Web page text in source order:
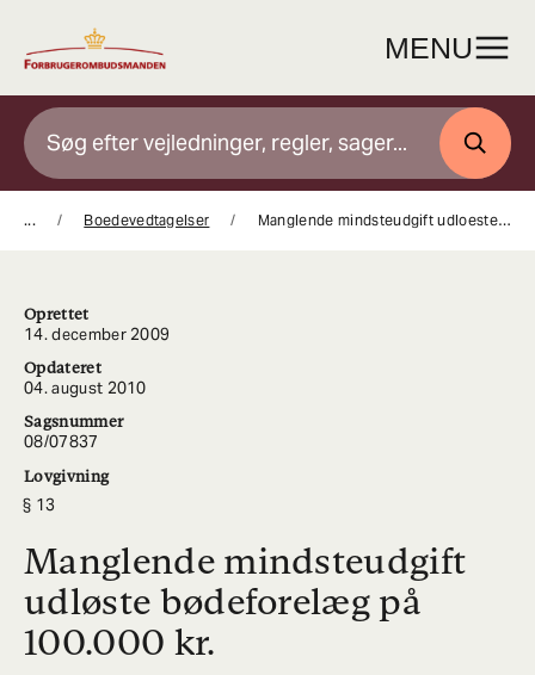
indhold
MENU
SØG
... Boedevedtagelser Manglende mindsteudgift udloeste boedeforelaeg paa kr 100000
Oprettet
14. december 2009
Opdateret
04. august 2010
Sagsnummer
08/07837
Lovgivning
13
Manglende mindsteudgift
udløste bødeforelæg på
100.000 kr.